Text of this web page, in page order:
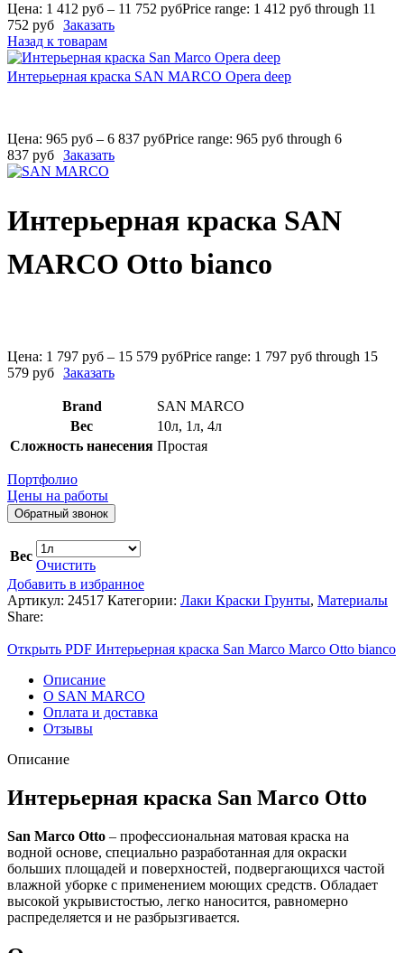
Цена: 1 412 руб – 11 752 рубPrice range: 1 412 руб through 11
752 руб Заказать
Назад к товарам
Интерьерная краска SAN MARCO Opera deep
Цена: 965 руб – 6 837 рубPrice range: 965 руб through 6
837 руб Заказать
Интерьерная краска SAN
MARCO Otto bianco
Цена: 1 797 руб – 15 579 рубPrice range: 1 797 руб through 15
579 руб Заказать
Brand
SAN MARCO
Вес
10л, 1л, 4л
Сложность нанесения Простая
Портфолио
Цены на работы
Обратный звонок
Вес
Очистить
Добавить в избранное
Артикул: 24517 Категории: Лаки Краски Грунты, Материалы
Share:
Открыть PDF Интерьерная краска San Marco Marco Otto bianco
Описание
О SAN MARCO
Оплата и доставка
Отзывы
Описание
Интерьерная краска San Marco Otto
San Marco Otto – профессиональная матовая краска на
водной основе, специально разработанная для окраски
больших площадей и поверхностей, подвергающихся частой
влажной уборке с применением моющих средств. Обладает
высокой укрывистостью, легко наносится, равномерно
распределяется и не разбрызгивается.